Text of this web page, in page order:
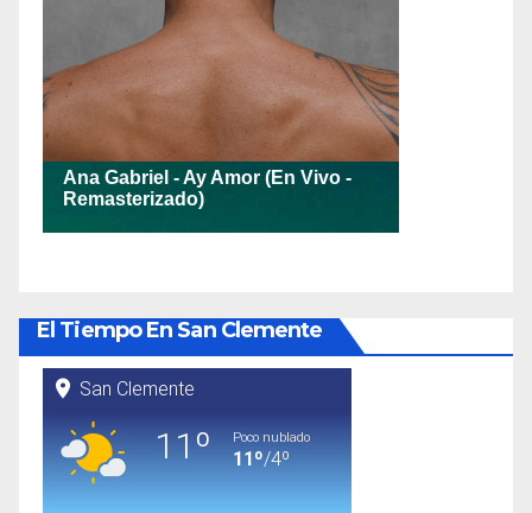
El Tiempo En San Clemente